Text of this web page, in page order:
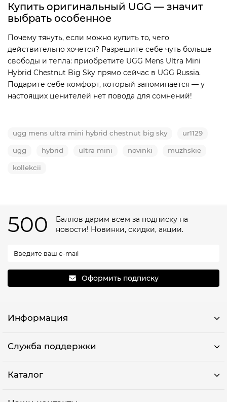
Купить оригинальный UGG — значит
выбрать особенное
Почему тянуть, если можно купить то, чего
действительно хочется? Разрешите себе чуть больше
свободы и тепла: приобретите UGG Mens Ultra Mini
Hybrid Chestnut Big Sky прямо сейчас в UGG Russia.
Подарите себе комфорт, который запоминается — у
настоящих ценителей нет повода для сомнений!
ugg mens ultra mini hybrid chestnut big sky ur1129
ugg hybrid ultra mini novinki muzhskie
kollekcii
500
Баллов дарим всем за подписку на
новости! Новинки, скидки, акции.
Оформить подписку
Информация
Служба поддержки
Каталог